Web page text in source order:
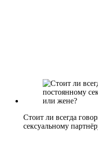
Стоит ли всегда
сексуальному